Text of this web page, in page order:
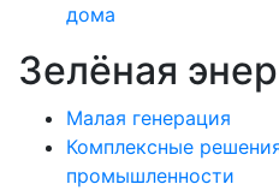
дома
Зелёная
Малая генерация
Комплексные
промышленности